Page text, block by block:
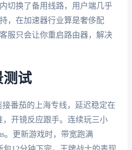
切换了备用线路，用户端几乎
，在加速器行业算是奢侈配
服只会让你重启路由器，解决
测试
番茄的上海专线，延迟稳定在
，开镜反应跟手。连续玩三小
。更新游戏时，带宽跑满